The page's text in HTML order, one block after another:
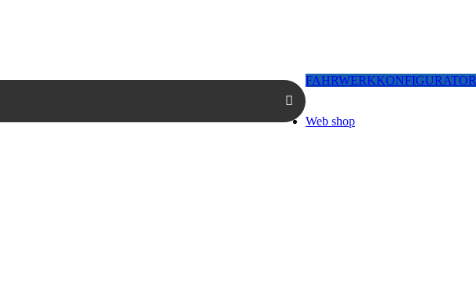
FAHRWERKKONFIGURATOR
Web shop